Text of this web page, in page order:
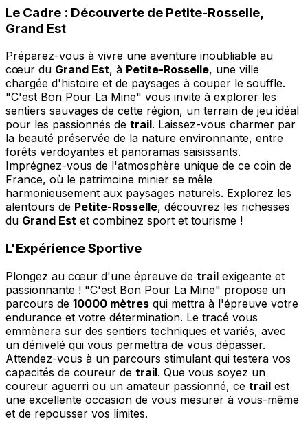
Le Cadre : Découverte de Petite-Rosselle,
Grand Est
Préparez-vous à vivre une aventure inoubliable au
cœur du Grand Est, à Petite-Rosselle, une ville
chargée d'histoire et de paysages à couper le souffle.
"C'est Bon Pour La Mine" vous invite à explorer les
sentiers sauvages de cette région, un terrain de jeu idéal
pour les passionnés de trail. Laissez-vous charmer par
la beauté préservée de la nature environnante, entre
forêts verdoyantes et panoramas saisissants.
Imprégnez-vous de l'atmosphère unique de ce coin de
France, où le patrimoine minier se mêle
harmonieusement aux paysages naturels. Explorez les
alentours de Petite-Rosselle, découvrez les richesses
du Grand Est et combinez sport et tourisme !
L'Expérience Sportive
Plongez au cœur d'une épreuve de trail exigeante et
passionnante ! "C'est Bon Pour La Mine" propose un
parcours de 10000 mètres qui mettra à l'épreuve votre
endurance et votre détermination. Le tracé vous
emmènera sur des sentiers techniques et variés, avec
un dénivelé qui vous permettra de vous dépasser.
Attendez-vous à un parcours stimulant qui testera vos
capacités de coureur de trail. Que vous soyez un
coureur aguerri ou un amateur passionné, ce trail est
une excellente occasion de vous mesurer à vous-même
et de repousser vos limites.